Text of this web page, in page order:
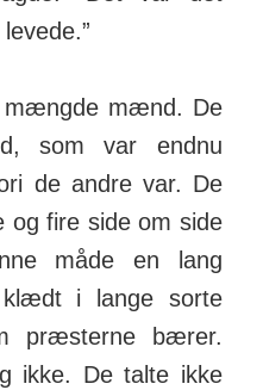
mængde mænd. De
som var endnu
de andre var. De
og fire side om side
måde en lang
i lange sorte
præsterne bærer.
ikke. De talte ikke